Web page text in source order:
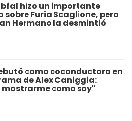
hizo un importante
sobre Furia Scaglione, pero
Hermano la desmintió
como coconductora en
de Alex Caniggia:
mostrarme como soy"